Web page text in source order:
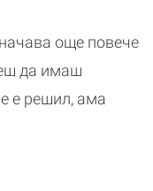
още повече
да имаш
е решил, ама